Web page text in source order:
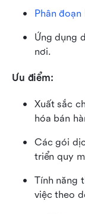
Phân
Ứng dụng
nơi.
Ưu điểm:
Xuất sắc
hóa bán
Các gói
triển quy
Tính năng
việc theo